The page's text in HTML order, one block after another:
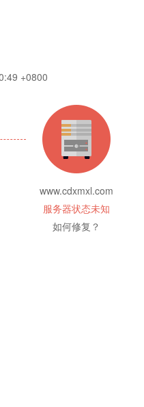
+0800
www.cdxmxl.com
服务器状态未知
如何修复？